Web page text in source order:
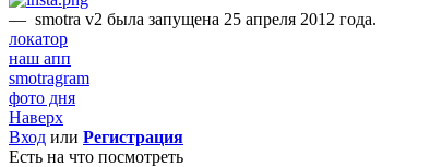
— smotra v2 была запущена 25 апреля 2012 года.
локатор
наш апп
smotragram
фото дня
Наверх
Вход или Регистрация
Есть на что посмотреть